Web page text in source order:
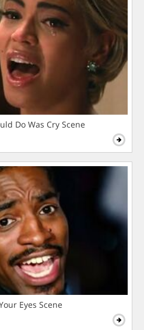
Do Was Cry Scene
Eyes Scene